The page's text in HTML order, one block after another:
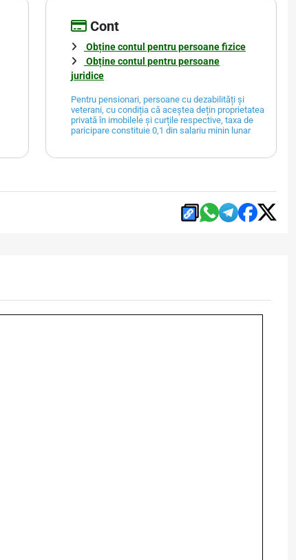
Cont
Obține contul pentru persoane fizice
Obține contul pentru persoane
juridice
Pentru pensionari, persoane cu dezabilități și
veterani, cu condiția că aceștea dețin proprietatea
privată în imobilele și curțile respective, taxa de
paricipare constituie 0,1 din salariu minin lunar